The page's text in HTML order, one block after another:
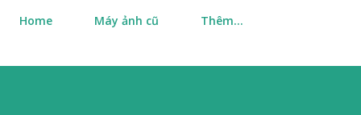
Home Máy ảnh cũ Thêm…